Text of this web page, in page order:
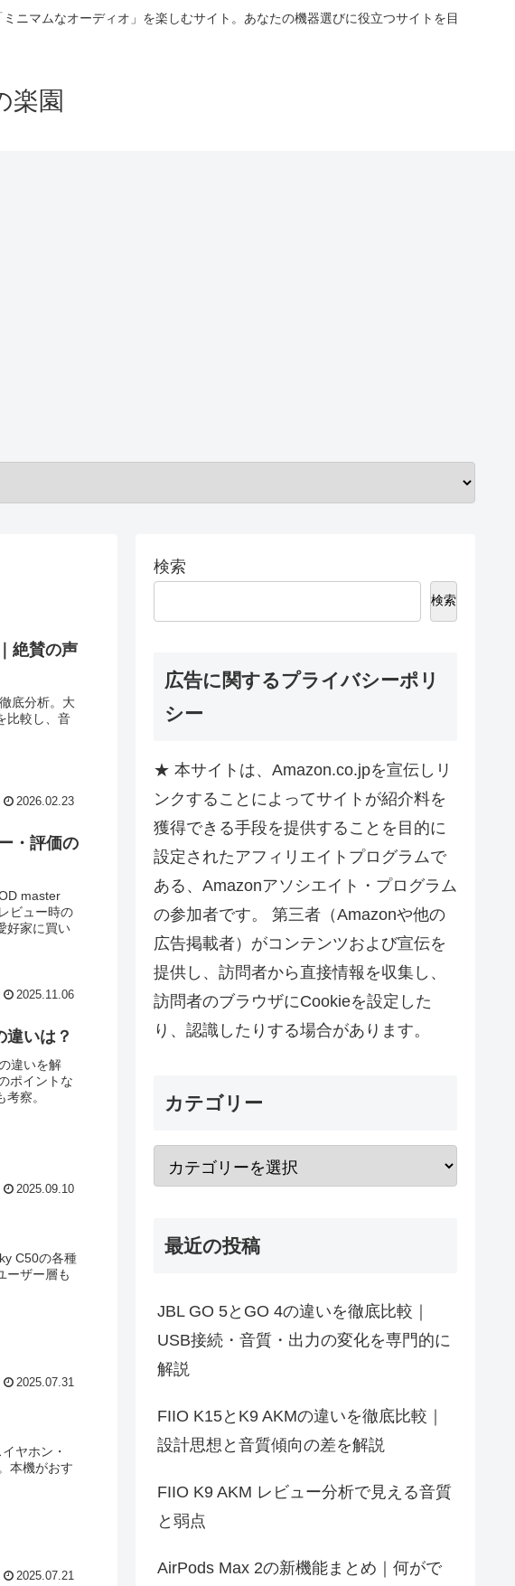
ニマムなオーディオ」を楽しむサイト。あなたの機器選びに役立つサイトを目
楽園
絶賛の声
底分析。大
比較し、音
2026.02.23
・評価の
master
ビュー時の
好家に買い
2025.11.06
いは？
違いを解
ポイントな
察。
2025.09.10
C50の各種
ーザー層も
2025.07.31
ヤホン・
本機がおす
2025.07.21
検索
検索
広告に関するプライバシーポリ
シー
★ 本サイトは、Amazon.co.jpを宣伝しリ
ンクすることによってサイトが紹介料を
獲得できる手段を提供することを目的に
設定されたアフィリエイトプログラムで
ある、Amazonアソシエイト・プログラム
の参加者です。 第三者（Amazonや他の
広告掲載者）がコンテンツおよび宣伝を
提供し、訪問者から直接情報を収集し、
訪問者のブラウザにCookieを設定した
り、認識したりする場合があります。
カテゴリー
最近の投稿
JBL GO 5とGO 4の違いを徹底比較｜
USB接続・音質・出力の変化を専門的に
解説
FIIO K15とK9 AKMの違いを徹底比較｜
設計思想と音質傾向の差を解説
FIIO K9 AKM レビュー分析で見える音質
と弱点
AirPods Max 2の新機能まとめ｜何がで